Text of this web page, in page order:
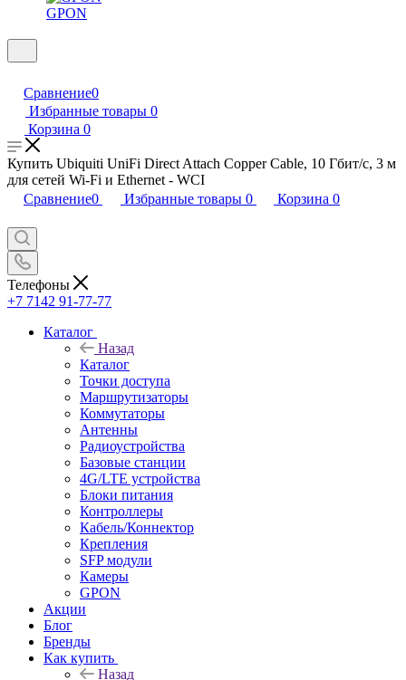
GPON
Сравнение0
Избранные товары 0
Корзина 0
Купить Ubiquiti UniFi Direct Attach Copper Cable, 10 Гбит/с, 3 м
для сетей Wi-Fi и Ethernet - WCI
Сравнение0 Избранные товары 0 Корзина 0
Телефоны
+7 7142 91-77-77
Каталог
Назад
Каталог
Точки доступа
Маршрутизаторы
Коммутаторы
Антенны
Радиоустройства
Базовые станции
4G/LTE устройства
Блоки питания
Контроллеры
Кабель/Коннектор
Крепления
SFP модули
Камеры
GPON
Акции
Блог
Бренды
Как купить
Назад